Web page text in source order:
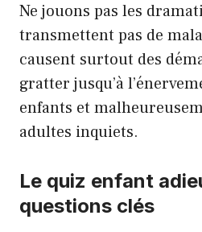
Ne jouons pas les
transmettent pas de
causent surtout des
gratter jusqu’à
enfants et
adultes inquiets.
Le quiz enfant
questions clés